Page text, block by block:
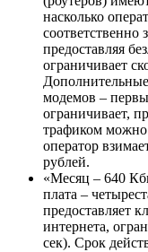
насколько
соответственно
предоставляя
ограничивает
модемов –
ограничивает,
трафиком можно
оператор
рублей.
«Месяц – 640
плата –
предоставляет
интернета,
сек). Срок